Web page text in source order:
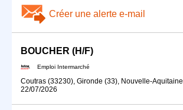
Créer une alerte e-mail
BOUCHER (H/F)
Emploi Intermarché
Coutras (33230), Gironde (33), Nouvelle-Aquitaine
22/07/2026